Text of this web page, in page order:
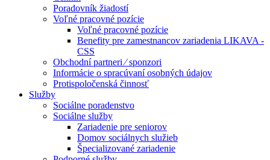
Poradovník žiadostí
Voľné pracovné pozície
Voľné pracovné pozície
Benefity pre zamestnancov zariadenia LIKAVA -
CSS
Obchodní partneri ⁄ sponzori
Informácie o spracúvaní osobných údajov
Protispoločenská činnosť
Služby
Sociálne poradenstvo
Sociálne služby
Zariadenie pre seniorov
Domov sociálnych služieb
Špecializované zariadenie